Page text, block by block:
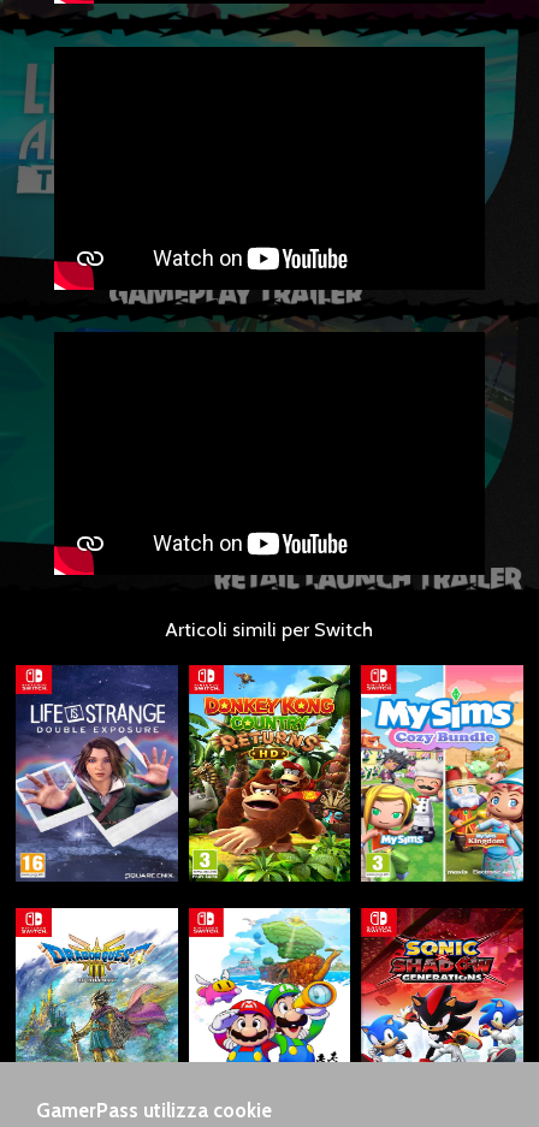
Articoli simili per Switch
GamerPass utilizza cookie